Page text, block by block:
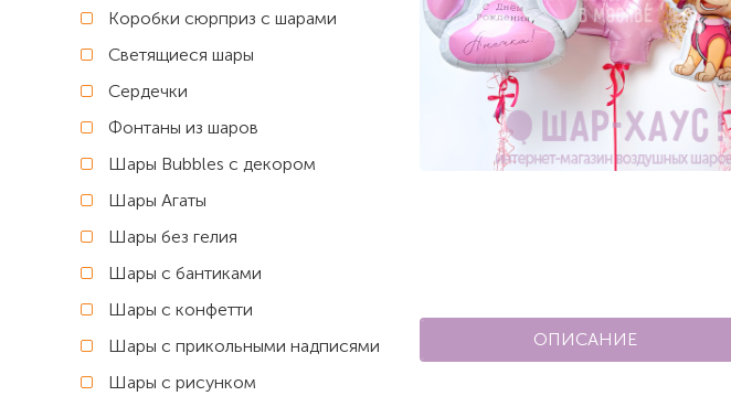
Коробки сюрприз с шарами
Светящиеся шары
Сердечки
Фонтаны из шаров
Шары Bubbles с декором
Шары Агаты
Шары без гелия
Шары с бантиками
Шары с конфетти
Шары с прикольными надписями
Шары с рисунком
ОПИСАНИЕ